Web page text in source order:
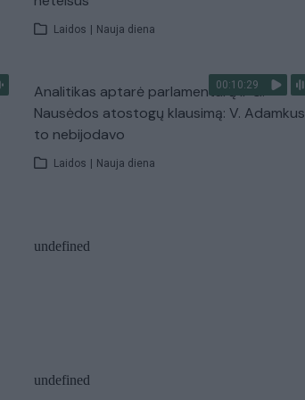
Laidos | Nauja diena
00:10:29
Analitikas aptarė parlamentarų ir G.
Nausėdos atostogų klausimą: V. Adamkus
to nebijodavo
Laidos | Nauja diena